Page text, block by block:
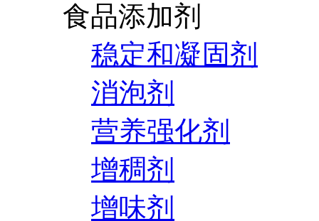
食品添加剂
稳定和凝固剂
消泡剂
营养强化剂
增稠剂
增味剂